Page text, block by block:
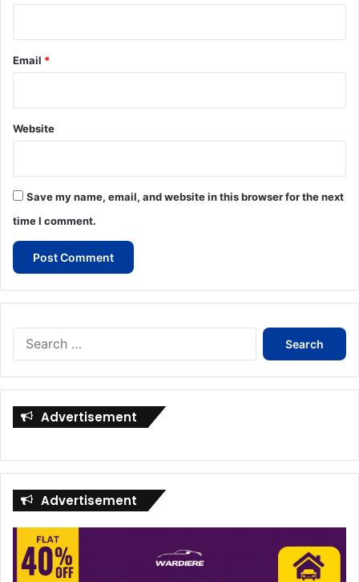
Email *
Website
Save my name, email, and website in this browser for the next
time I comment.
Search
for:
Advertisement
Advertisement